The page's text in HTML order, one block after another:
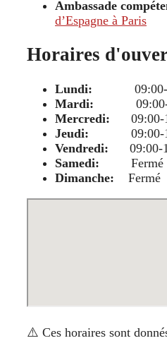
Ambassade
d’Espagne à Paris
Horaires
Lundi: 09:00-
Mardi: 09:00-
Mercredi: 09:00-
Jeudi: 09:00-
Vendredi: 09:00-
Samedi: Fermé
Dimanche: Fermé
⚠️ Ces horaires sont